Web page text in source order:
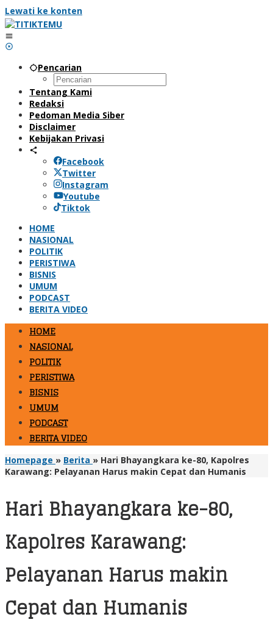
Lewati ke konten
Pencarian
Tentang Kami
Redaksi
Pedoman Media Siber
Disclaimer
Kebijakan Privasi
Facebook
Twitter
Instagram
Youtube
Tiktok
HOME
NASIONAL
POLITIK
PERISTIWA
BISNIS
UMUM
PODCAST
BERITA VIDEO
HOME
NASIONAL
POLITIK
PERISTIWA
BISNIS
UMUM
PODCAST
BERITA VIDEO
Homepage » Berita » Hari Bhayangkara ke-80, Kapolres
Karawang: Pelayanan Harus makin Cepat dan Humanis
Hari Bhayangkara ke-80,
Kapolres Karawang:
Pelayanan Harus makin
Cepat dan Humanis